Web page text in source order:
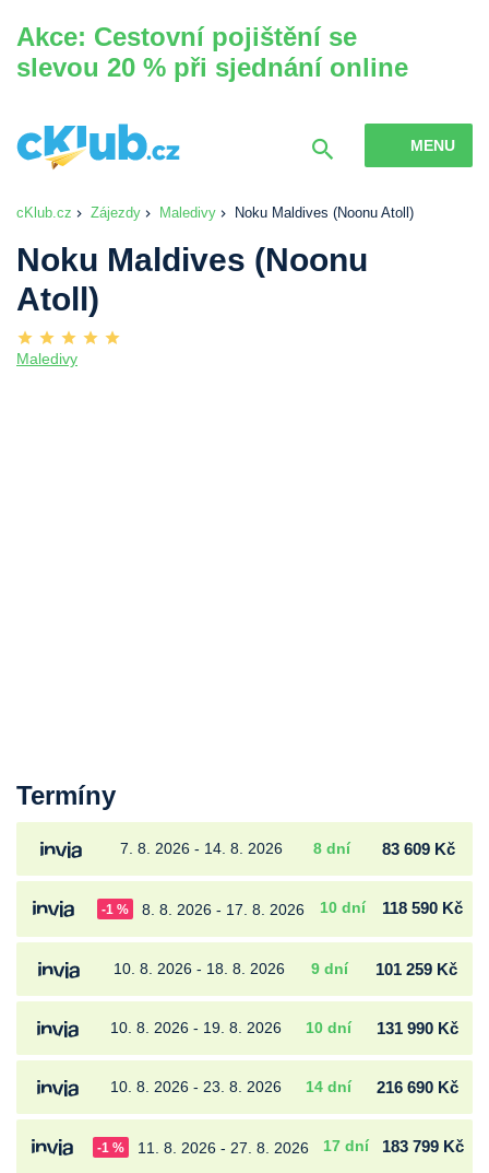
Akce: Cestovní pojištění se
slevou 20 % při sjednání online
MENU
cKlub.cz Zájezdy Maledivy Noku Maldives (Noonu Atoll)
Noku Maldives (Noonu
Atoll)
Maledivy
Termíny
7. 8. 2026 - 14. 8. 2026 8 dní 83 609 Kč
-1 % 8. 8. 2026 - 17. 8. 2026 10 dní 118 590 Kč
10. 8. 2026 - 18. 8. 2026 9 dní 101 259 Kč
10. 8. 2026 - 19. 8. 2026 10 dní 131 990 Kč
10. 8. 2026 - 23. 8. 2026 14 dní 216 690 Kč
-1 % 11. 8. 2026 - 27. 8. 2026 17 dní 183 799 Kč